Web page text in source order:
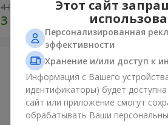
4 074 грн
Этот сайт
Персонализированная
эффективности
Хранение и/или доступ к
Информация с Вашего
идентификаторы) будет
сайт или приложение смогут
обрабатывать Ваши